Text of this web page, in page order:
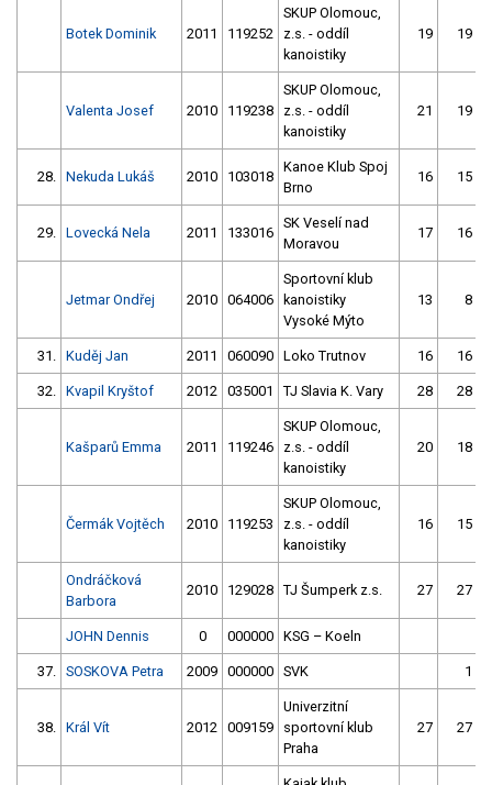
Botek Dominik 2011 119252
SKUP Olomouc,
z.s. - oddíl
kanoistiky
19 19
Valenta Josef 2010 119238
SKUP Olomouc,
z.s. - oddíl
kanoistiky
21 19
28. Nekuda Lukáš 2010 103018
Kanoe Klub Spoj
Brno
16 15
29. Lovecká Nela 2011 133016
SK Veselí nad
Moravou
17 16
Jetmar Ondřej 2010 064006
Sportovní klub
kanoistiky
Vysoké Mýto
13 8
31. Kuděj Jan 2011 060090 Loko Trutnov 16 16
32. Kvapil Kryštof 2012 035001 TJ Slavia K. Vary 28 28
Kašparů Emma 2011 119246
SKUP Olomouc,
z.s. - oddíl
kanoistiky
20 18
Čermák Vojtěch 2010 119253
SKUP Olomouc,
z.s. - oddíl
kanoistiky
16 15
Ondráčková
Barbora
2010 129028 TJ Šumperk z.s. 27 27
JOHN Dennis 0 000000 KSG – Koeln
37. SOSKOVA Petra 2009 000000 SVK 1
38. Král Vít 2012 009159
Univerzitní
sportovní klub
Praha
27 27